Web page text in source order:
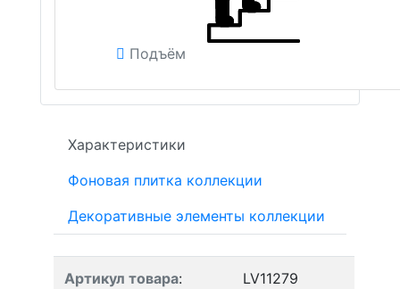
Подъём
Характеристики
Фоновая плитка коллекции
Декоративные элементы коллекции
Артикул товара: LV11279